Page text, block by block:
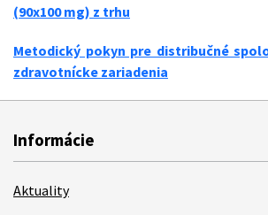
(90x100 mg) z trhu
Metodický pokyn pre distribučné
zdravotnícke zariadenia
Informácie
Aktuality